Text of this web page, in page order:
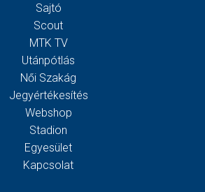
Sajtó
Scout
MTK TV
Utánpótlás
Női Szakág
Jegyértékesítés
Webshop
Stadion
Egyesület
Kapcsolat